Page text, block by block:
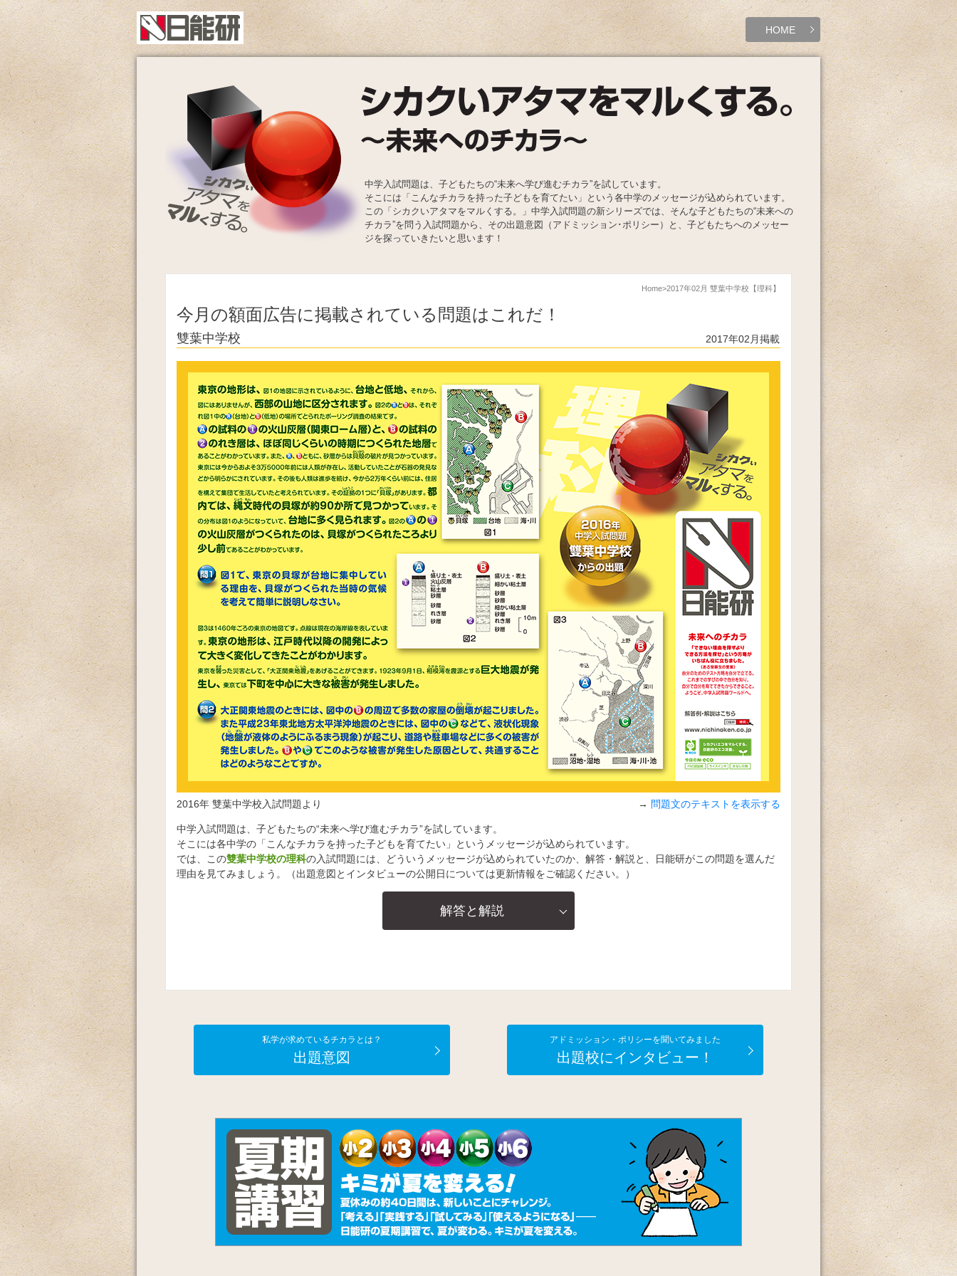
HOME
中学入試問題は、子どもたちの“未来へ学び進むチカラ”を試しています。
そこには「こんなチカラを持った子どもを育てたい」という各中学のメッセージが込められています。
この「シカクいアタマをマルくする。」中学入試問題の新シリーズでは、そんな子どもたちの“未来への
チカラ”を問う入試問題から、その出題意図（アドミッション･ポリシー）と、子どもたちへのメッセー
ジを探っていきたいと思います！
Home 2017年02月 雙葉中学校【理科】
今月の額面広告に掲載されている問題はこれだ！
雙葉中学校 2017年02月掲載
2016年 雙葉中学校入試問題より 問題文のテキストを表示する
中学入試問題は、子どもたちの“未来へ学び進むチカラ”を試しています。
そこには各中学の「こんなチカラを持った子どもを育てたい」というメッセージが込められています。
では、この雙葉中学校の理科の入試問題には、どういうメッセージが込められていたのか、解答・解説と、日能研がこの問題を選んだ
理由を見てみましょう。（出題意図とインタビューの公開日については更新情報をご確認ください。）
解答と解説
私学が求めているチカラとは？
出題意図
アドミッション・ポリシーを聞いてみました
出題校にインタビュー！